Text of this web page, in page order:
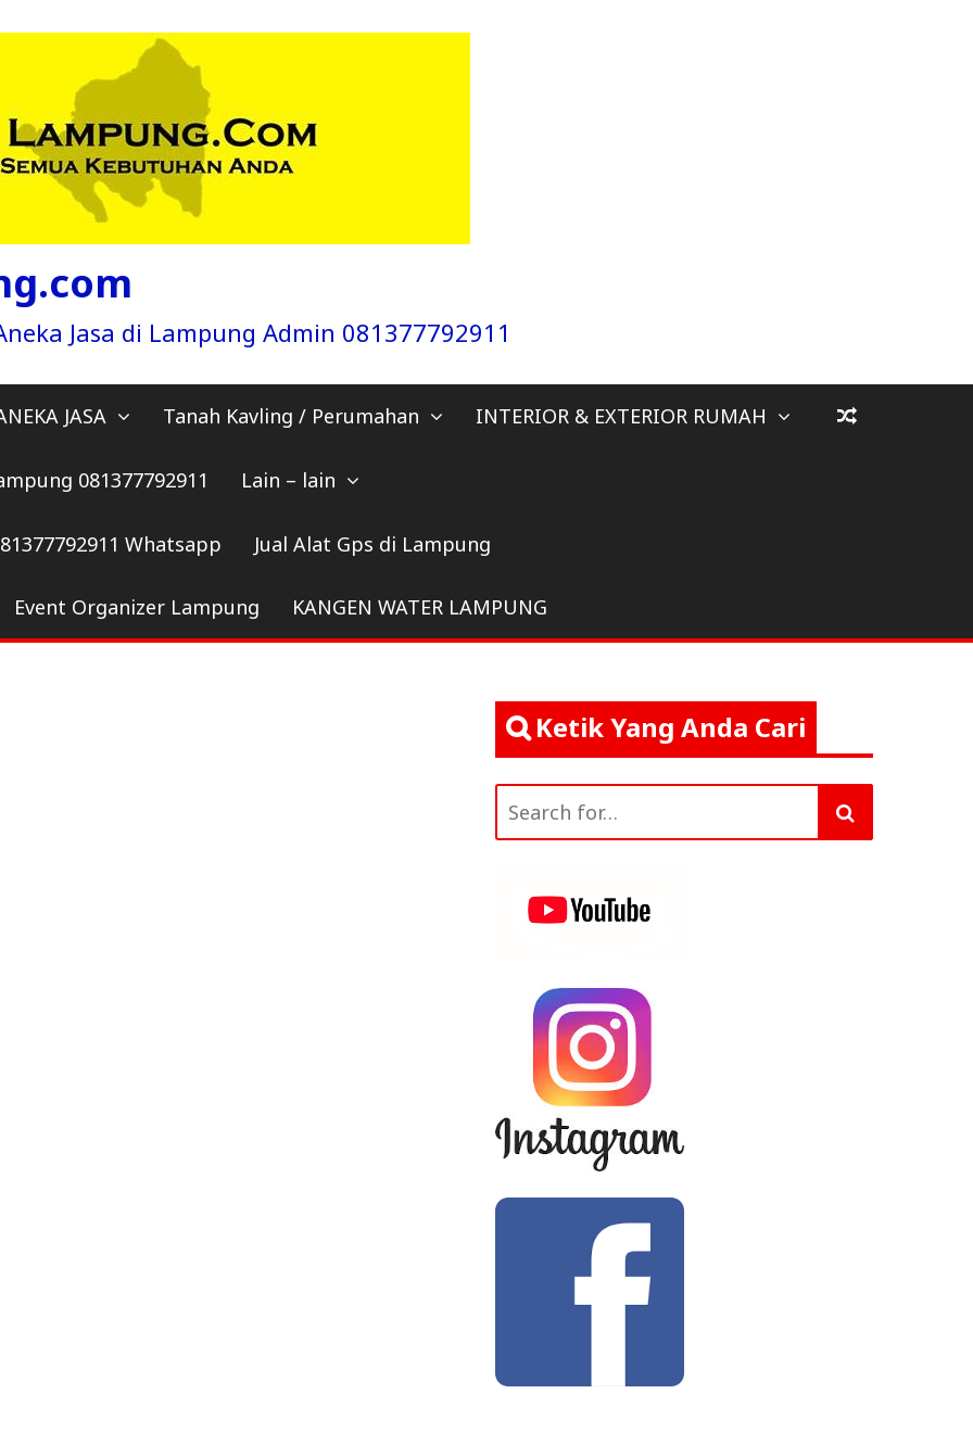
Jasa di Lampung Admin 081377792911
JASA Tanah Kavling / Perumahan INTERIOR & EXTERIOR RUMAH
081377792911 Lain – lain
Whatsapp Jual Alat Gps di Lampung
Event Organizer Lampung KANGEN WATER LAMPUNG
Ketik Yang Anda Cari
for: